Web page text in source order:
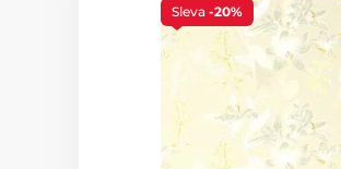
Sleva -20%